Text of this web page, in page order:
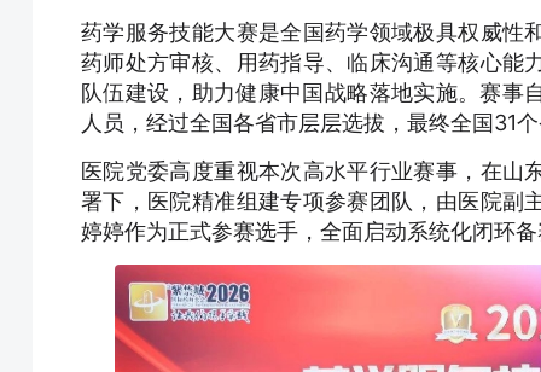
药学服务技能大赛是全国药学领域极具权威性
药师处方审核、用药指导、临床沟通等核心能
队伍建设，助力健康中国战略落地实施。赛
人员，经过全国各省市层层选拔，最终全国31
医院党委高度重视本次高水平行业赛事，在山
署下，医院精准组建专项参赛团队，由医院副
婷婷作为正式参赛选手，全面启动系统化闭环